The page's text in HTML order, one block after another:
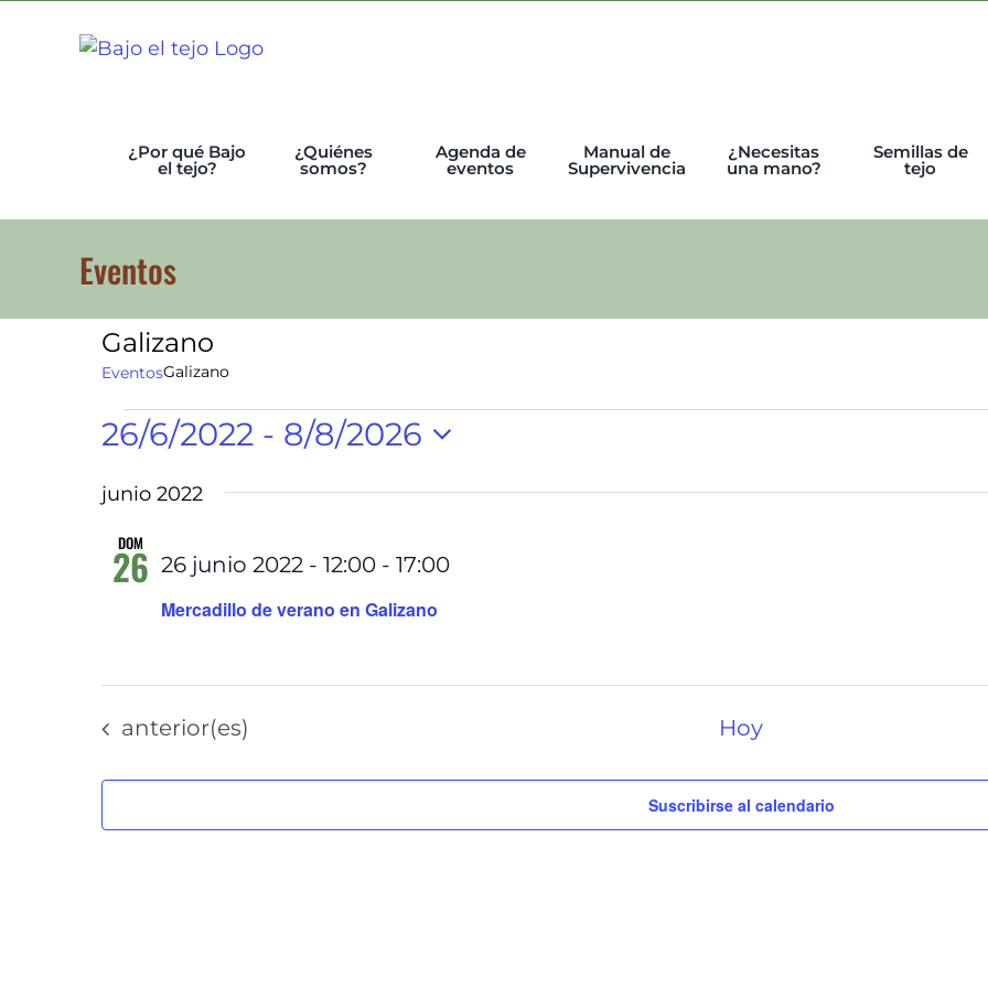
¿Por qué Bajo
el tejo?
¿Quiénes
somos?
Agenda de
eventos
Manual de
Supervivencia
¿Necesitas
una mano?
Semillas de
tejo
Eventos
Galizano
EventosGalizano
Eventos
26/6/2022 - 8/8/2026
Selecciona
la
fecha.
junio 2022
DOM
26
Mercadillo de verano en Galizano
26 junio 2022 - 12:00- 17:00
Eventos
anterior(es) Hoy
Suscribirse al calendario